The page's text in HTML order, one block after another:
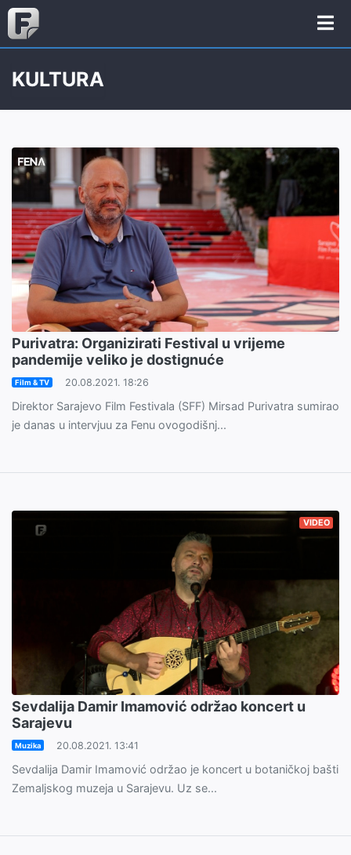
KULTURA
Purivatra: Organizirati Festival u vrijeme
pandemije veliko je dostignuće
Film & TV 20.08.2021. 18:26
Direktor Sarajevo Film Festivala (SFF) Mirsad Purivatra sumirao
je danas u intervjuu za Fenu ovogodišnj...
VIDEO
Sevdalija Damir Imamović održao koncert u
Sarajevu
Muzika 20.08.2021. 13:41
Sevdalija Damir Imamović održao je koncert u botaničkoj bašti
Zemaljskog muzeja u Sarajevu. Uz se...